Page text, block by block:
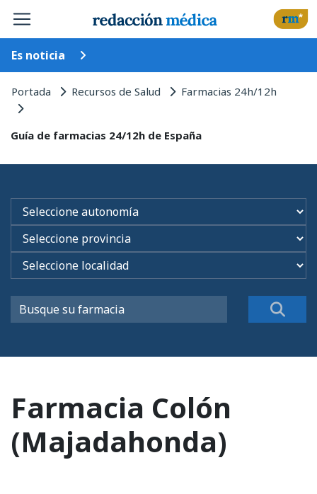
Es noticia
Portada Recursos de Salud Farmacias 24h/12h
Guía de farmacias 24/12h de España
Farmacia Colón
(Majadahonda)